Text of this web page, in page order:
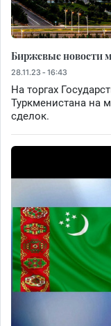
Биржевые новости
28.11.23 - 16:43
На торгах
Туркменистана на
сделок.